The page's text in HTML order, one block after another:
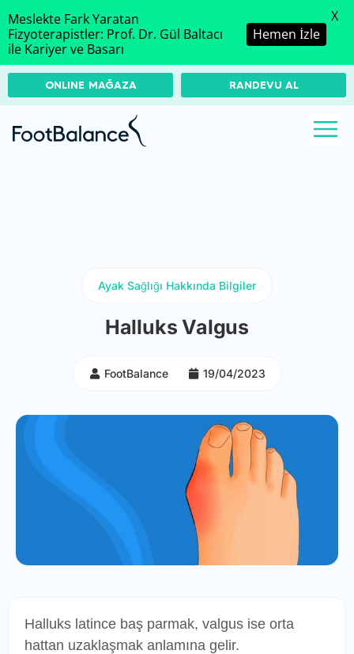
ONLINE MAĞAZA RANDEVU AL
Ayak Sağlığı Hakkında Bilgiler
Halluks Valgus
FootBalance 19/04/2023
Halluks latince baş parmak, valgus ise orta
hattan uzaklaşmak anlamına gelir.
Meslekte Fark Yaratan
Fizyoterapistler: Prof. Dr. Gül Baltacı
ile Kariyer ve Basarı
Hemen İzle
X